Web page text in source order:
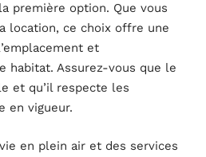
première option. Que vous
location, ce choix offre une
et
habitat. Assurez-vous que le
et qu’il respecte les
en vigueur.
en plein air et des services